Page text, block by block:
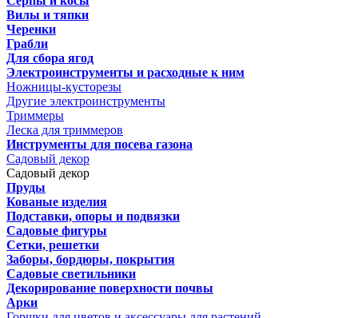
Вилы и тяпки
Черенки
Грабли
Для сбора ягод
Электроинструменты и расходные к ним
Ножницы-кусторезы
Другие электроинструменты
Триммеры
Леска для триммеров
Инструменты для посева газона
Садовый декор
Садовый декор
Пруды
Кованые изделия
Подставки, опоры и подвязки
Садовые фигуры
Сетки, решетки
Заборы, бордюры, покрытия
Садовые светильники
Декорирование поверхности почвы
Арки